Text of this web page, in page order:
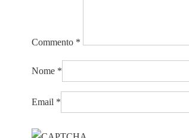
Commento *
Nome *
Email *